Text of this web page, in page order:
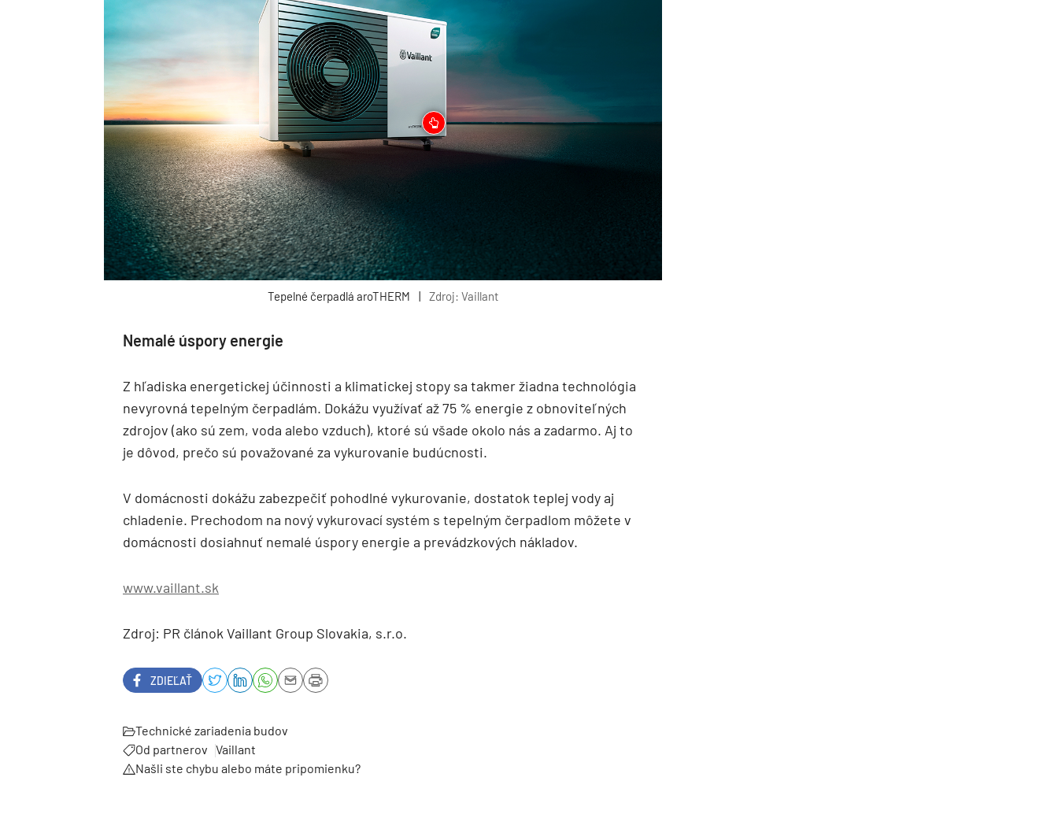
Tepelné čerpadlá aroTHERM | Zdroj: Vaillant
Nemalé úspory energie
Z hľadiska energetickej účinnosti a klimatickej stopy sa takmer žiadna technológia
nevyrovná tepelným čerpadlám. Dokážu využívať až 75 % energie z obnoviteľných
zdrojov (ako sú zem, voda alebo vzduch), ktoré sú všade okolo nás a zadarmo. Aj to
je dôvod, prečo sú považované za vykurovanie budúcnosti.
V domácnosti dokážu zabezpečiť pohodlné vykurovanie, dostatok teplej vody aj
chladenie. Prechodom na nový vykurovací systém s tepelným čerpadlom môžete v
domácnosti dosiahnuť nemalé úspory energie a prevádzkových nákladov.
www.vaillant.sk
Zdroj: PR článok Vaillant Group Slovakia, s.r.o.
ZDIEĽAŤ
Technické zariadenia budov
Od partnerov Vaillant
Našli ste chybu alebo máte pripomienku?